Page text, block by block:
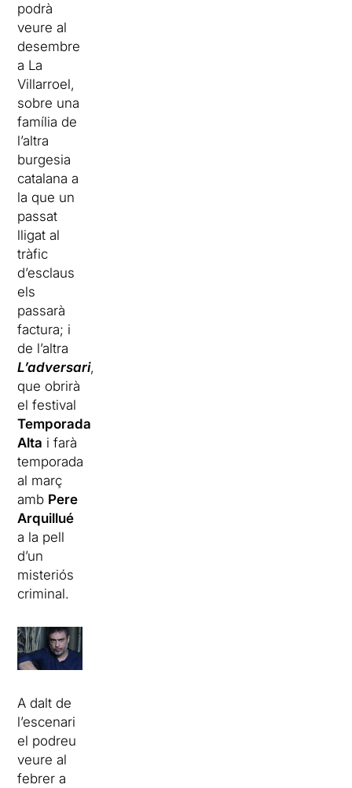
podrà
veure al
desembre
a La
Villarroel,
sobre una
família de
l’altra
burgesia
catalana a
la que un
passat
lligat al
tràfic
d’esclaus
els
passarà
factura; i
de l’altra
L’adversari,
que obrirà
el festival
Temporada
Alta i farà
temporada
al març
amb Pere
Arquillué
a la pell
d’un
misteriós
criminal.
A dalt de
l’escenari
el podreu
veure al
febrer a